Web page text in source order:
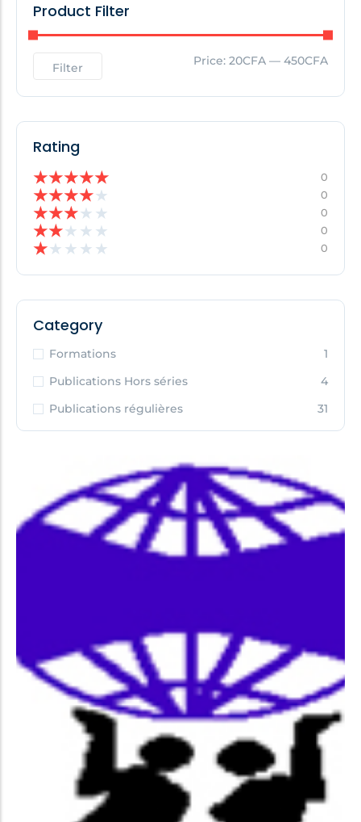
Product Filter
Filter Price: 20CFA — 450CFA
Rating
★★★★★ 0
★★★★★ 0
★★★★ ★ 0
★★★ ★ ★ 0
★★ ★ ★ ★ 0
Category
Formations
1
Publications Hors séries
4
Publications régulières
31